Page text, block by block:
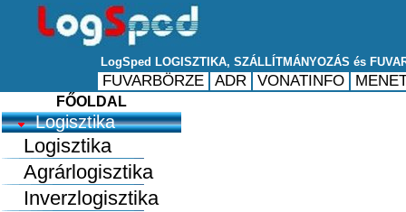
FŐOLDAL
Logisztika
Logisztika
Agrárlogisztika
Inverzlogisztika